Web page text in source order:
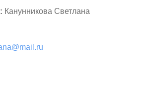
Канунникова Светлана